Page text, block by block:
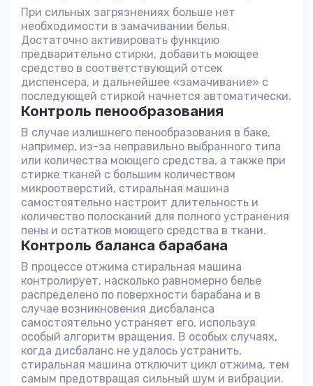
При сильных загрязнениях больше нет
необходимости в замачивании белья.
Достаточно активировать функцию
предварительно стирки, добавить моющее
средство в соответствующий отсек
диспенсера, и дальнейшее «замачивание» с
последующей стиркой начнется автоматически.
Контроль пенообразования
В случае излишнего пенообразования в баке,
например, из-за неправильно выбранного типа
или количества моющего средства, а также при
стирке тканей с большим количеством
микроотверстий, стиральная машина
самостоятельно настроит длительность и
количество полосканий для полного устранения
пены и остатков моющего средства в ткани.
Контроль баланса барабана
В процессе отжима стиральная машина
контролирует, насколько равномерно белье
распределено по поверхности барабана и в
случае возникновения дисбаланса
самостоятельно устраняет его, используя
особый алгоритм вращения. В особых случаях,
когда дисбаланс не удалось устранить,
стиральная машина отключит цикл отжима, тем
самым предотвращая сильный шум и вибрации.